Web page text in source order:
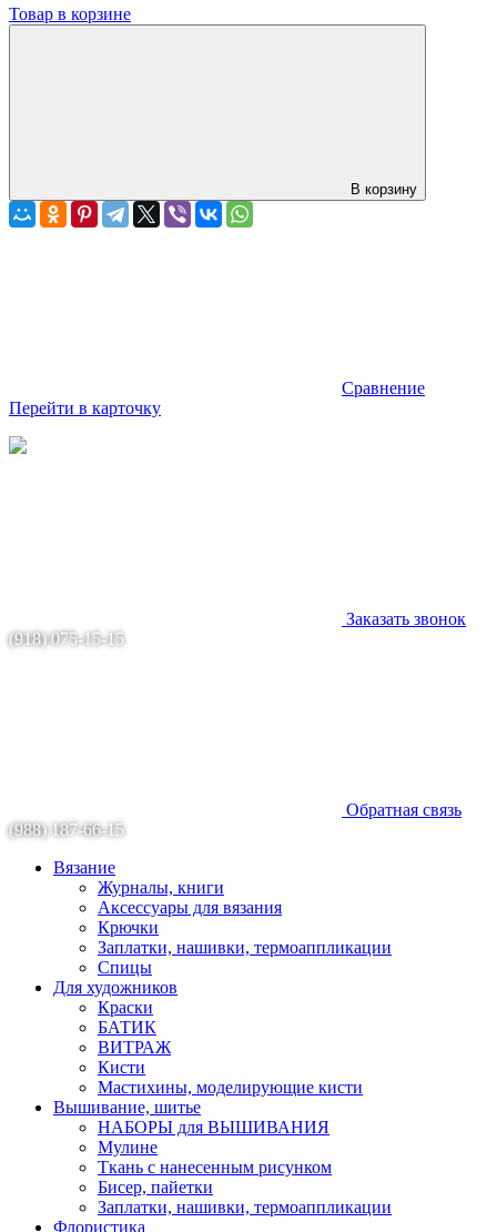
Товар в корзине
В корзину
Сравнение
Перейти в карточку
Заказать звонок
(918) 075-15-15
Обратная связь
(988) 187-66-15
Вязание
Журналы, книги
Аксессуары для вязания
Крючки
Заплатки, нашивки, термоаппликации
Спицы
Для художников
Краски
БАТИК
ВИТРАЖ
Кисти
Мастихины, моделирующие кисти
Вышивание, шитье
НАБОРЫ для ВЫШИВАНИЯ
Мулине
Ткань с нанесенным рисунком
Бисер, пайетки
Заплатки, нашивки, термоаппликации
Флористика